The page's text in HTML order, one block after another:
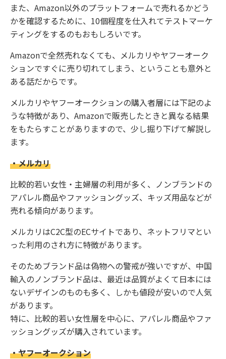
また、Amazon以外のプラットフォームで売れるかどう
かを確認するために、10個程度を仕入れてテストマーケ
ティングをするのもおもしろいです。
Amazonで全然売れなくても、メルカリやヤフーオーク
ションですぐに売り切れてしまう、ということも意外と
ある話だからです。
メルカリやヤフーオークションの購入者層には下記のよ
うな特徴があり、Amazonで販売したときと異なる結果
をもたらすことがありますので、少し掘り下げて解説し
ます。
・メルカリ
比較的若い女性・主婦層の利用が多く、ノンブランドの
アパレル商品やファッショングッズ、キッズ用品などが
売れる傾向があります。
メルカリはC2C型のECサイトであり、ネットフリマとい
った利用のされ方に特徴があります。
そのためブランド品は偽物への警戒が強いですが、中国
輸入のノンブランド品は、最近は品質がよくて日本には
ないデザインのものも多く、しかも値段が安いので人気
があります。
特に、比較的若い女性層を中心に、アパレル商品やファ
ッショングッズが購入されています。
・ヤフーオークション